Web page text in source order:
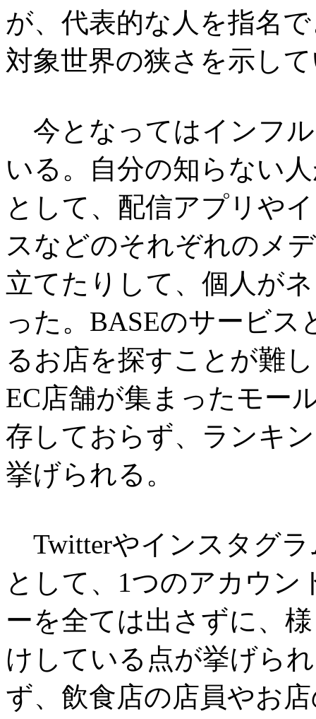
が、代表的な人を指名
対象世界の狭さを示し
今となってはインフ
いる。自分の知らない
として、配信アプリや
スなどのそれぞれのメ
立てたりして、個人が
った。BASEのサービス
るお店を探すことが難
EC店舗が集まったモー
存しておらず、ランキ
挙げられる。
Twitterやインスタグ
として、1つのアカウ
ーを全ては出さずに、
けしている点が挙げら
ず、飲食店の店員やお